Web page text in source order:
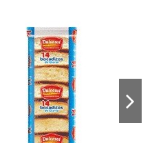
Bocaditos Dulcesol
1,32 €
Añadir al carrito